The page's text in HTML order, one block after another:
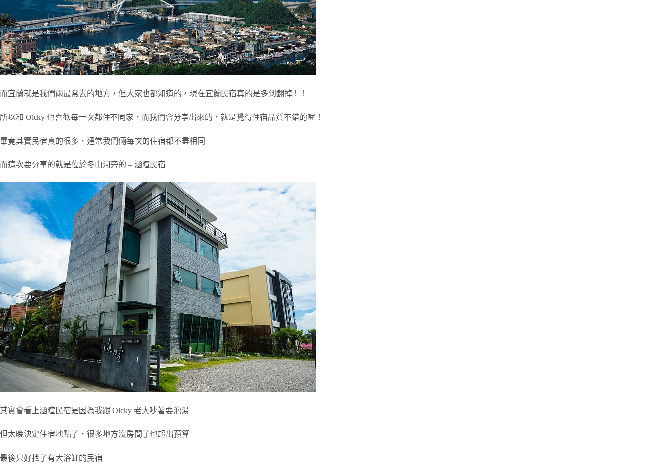
而宜蘭就是我們兩最常去的地方，但大家也都知道的，現在宜蘭民宿真的是多到翻掉！！
所以和 Oicky 也喜歡每一次都住不同家，而我們會分享出來的，就是覺得住宿品質不錯的喔！
畢竟其實民宿真的很多，通常我們倆每次的住宿都不盡相同
而這次要分享的就是位於冬山河旁的 – 涵暄民宿
其實會看上涵暄民宿是因為我跟 Oicky 老大吵著要泡湯
但太晚決定住宿地點了，很多地方沒房間了也超出預算
最後只好找了有大浴缸的民宿